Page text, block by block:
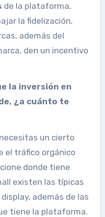
de la plataforma,
la fidelización,
además del
den un incentivo
la inversión en
¿a cuánto te
un cierto
el tráfico orgánico
donde tiene
existen las típicas
además de las
tiene la plataforma.